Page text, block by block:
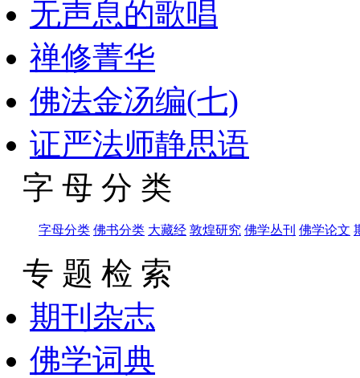
无声息的歌唱
禅修菁华
佛法金汤编(七)
证严法师静思语
字 母 分 类
字母分类 佛书分类 大藏经 敦煌研究 佛学丛刊 佛学论文
专 题 检 索
期刊杂志
佛学词典